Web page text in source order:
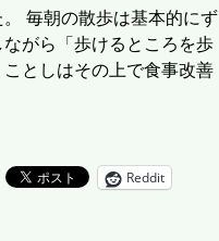
毎朝の散歩は基本的にず
がら「歩けるところを歩
としはその上で食事改善
Reddit